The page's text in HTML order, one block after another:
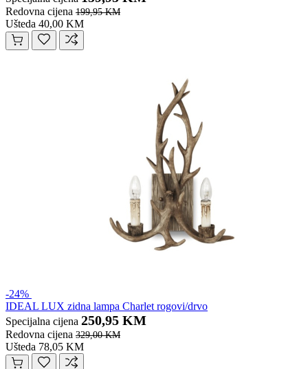
Redovna cijena 199,95 KM
Ušteda 40,00 KM
-24%
IDEAL LUX zidna lampa Charlet rogovi/drvo
Specijalna cijena 250,95 KM
Redovna cijena 329,00 KM
Ušteda 78,05 KM